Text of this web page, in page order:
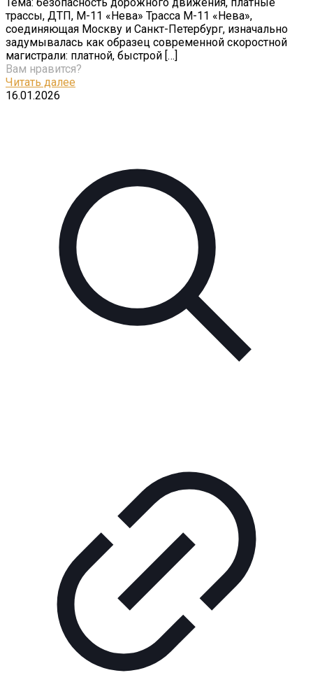
трассы, ДТП, М-11 «Нева» Трасса М-11 «Нева»,
соединяющая Москву и Санкт-Петербург, изначально
задумывалась как образец современной скоростной
магистрали: платной, быстрой […]
Вам нравится?
Читать далее
16.01.2026